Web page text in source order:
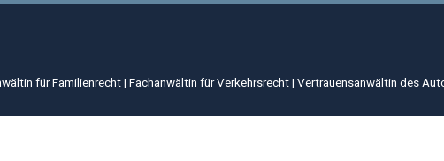
für Familienrecht | Fachanwältin für Verkehrsrecht | Vertrauensanwältin des